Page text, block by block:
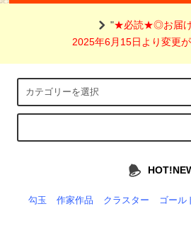
"★必読★◎お届け
2025年6月15日より変更
勾玉 作家作品 クラスター ゴール